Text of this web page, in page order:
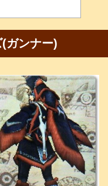
ガンナー)